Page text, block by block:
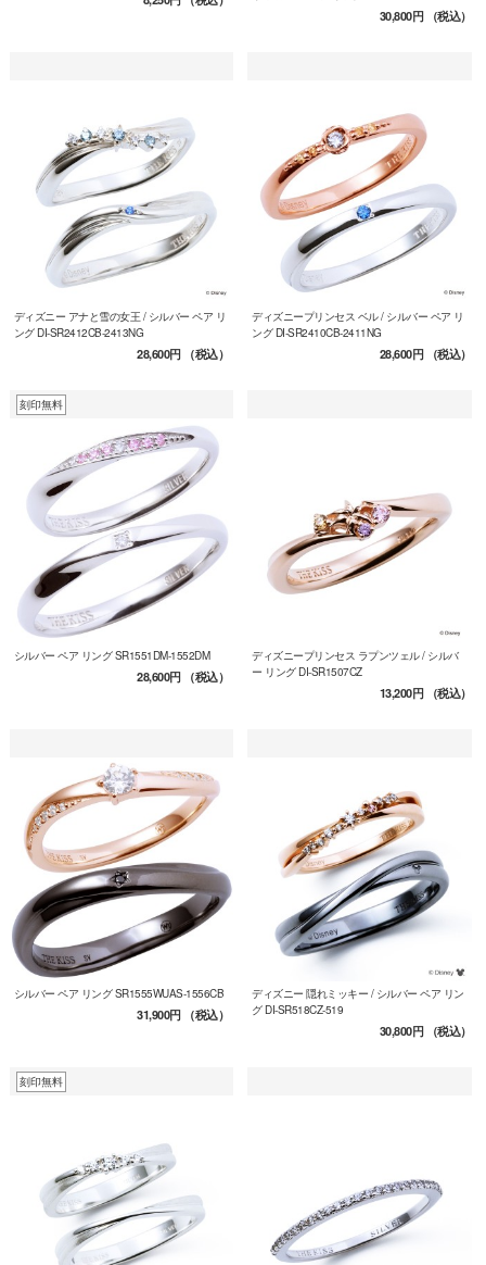
30,800円（税込）
ディズニー アナと雪の女王 / シルバー ペア リ
ング DI-SR2412CB-2413NG
28,600円（税込）
ディズニープリンセス ベル / シルバー ペア リ
ング DI-SR2410CB-2411NG
28,600円（税込）
刻印無料
シルバー ペア リング SR1551DM-1552DM
28,600円（税込）
ディズニープリンセス ラプンツェル / シルバ
ー リング DI-SR1507CZ
13,200円（税込）
シルバー ペア リング SR1555WUAS-1556CB
31,900円（税込）
ディズニー 隠れミッキー / シルバー ペア リン
グ DI-SR518CZ-519
30,800円（税込）
刻印無料